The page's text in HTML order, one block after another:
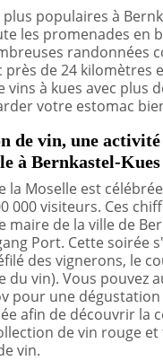
plus populaires à
les promenades en
randonnées
près de 24 kilomètres
vins à kues avec plus
votre estomac
de vin, une activité
à Bernkastel-Kues
la Moselle est
000 visiteurs. Ces
maire de la ville de
Port. Cette soirée
des vignerons, le
du vin). Vous pouvez
pour une
afin de découvrir la
de vin rouge
vin.